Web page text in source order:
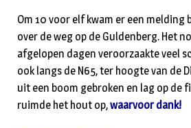
Om 10 voor elf kwam er een melding
over de weg op de Guldenberg. Het
afgelopen dagen veroorzaakte veel
ook langs de N65, ter hoogte van de
uit een boom gebroken en lag op de
ruimde het hout op,waarvoor dank!